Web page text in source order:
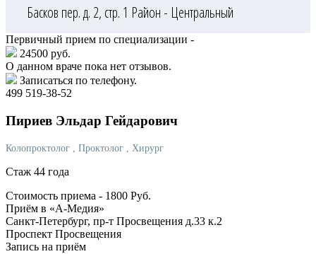
Басков пер. д. 2, стр. 1 Район - Центральный
Первичный прием по специализации -
24500 руб.
О данном враче пока нет отзывов.
Записаться по телефону.
499 519-38-52
Пириев Эльдар Гейдарович
Колопроктолог , Проктолог , Хирург
Стаж 44 года
Стоимость приема - 1800 Руб.
Приём в «А-Медия»
Санкт-Петербург, пр-т Просвещения д.33 к.2
Проспект Просвещения
Запись на приём